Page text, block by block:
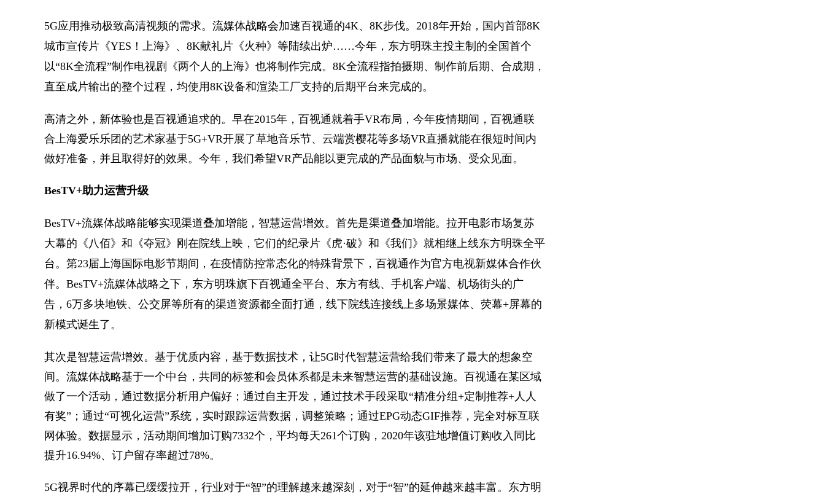
5G应用推动极致高清视频的需求。流媒体战略会加速百视通的4K、8K步伐。2018年开始，国内首部8K
城市宣传片《YES！上海》、8K献礼片《火种》等陆续出炉……今年，东方明珠主投主制的全国首个
以“8K全流程”制作电视剧《两个人的上海》也将制作完成。8K全流程指拍摄期、制作前后期、合成期，
直至成片输出的整个过程，均使用8K设备和渲染工厂支持的后期平台来完成的。
高清之外，新体验也是百视通追求的。早在2015年，百视通就着手VR布局，今年疫情期间，百视通联
合上海爱乐乐团的艺术家基于5G+VR开展了草地音乐节、云端赏樱花等多场VR直播就能在很短时间内
做好准备，并且取得好的效果。今年，我们希望VR产品能以更完成的产品面貌与市场、受众见面。
BesTV+助力运营升级
BesTV+流媒体战略能够实现渠道叠加增能，智慧运营增效。首先是渠道叠加增能。拉开电影市场复苏
大幕的《八佰》和《夺冠》刚在院线上映，它们的纪录片《虎·破》和《我们》就相继上线东方明珠全平
台。第23届上海国际电影节期间，在疫情防控常态化的特殊背景下，百视通作为官方电视新媒体合作伙
伴。BesTV+流媒体战略之下，东方明珠旗下百视通全平台、东方有线、手机客户端、机场街头的广
告，6万多块地铁、公交屏等所有的渠道资源都全面打通，线下院线连接线上多场景媒体、荧幕+屏幕的
新模式诞生了。
其次是智慧运营增效。基于优质内容，基于数据技术，让5G时代智慧运营给我们带来了最大的想象空
间。流媒体战略基于一个中台，共同的标签和会员体系都是未来智慧运营的基础设施。百视通在某区域
做了一个活动，通过数据分析用户偏好；通过自主开发，通过技术手段采取“精准分组+定制推荐+人人
有奖”；通过“可视化运营”系统，实时跟踪运营数据，调整策略；通过EPG动态GIF推荐，完全对标互联
网体验。数据显示，活动期间增加订购7332个，平均每天261个订购，2020年该驻地增值订购收入同比
提升16.94%、订户留存率超过78%。
5G视界时代的序幕已缓缓拉开，行业对于“智”的理解越来越深刻，对于“智”的延伸越来越丰富。东方明